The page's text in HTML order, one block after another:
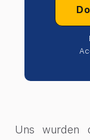
Uns wurden